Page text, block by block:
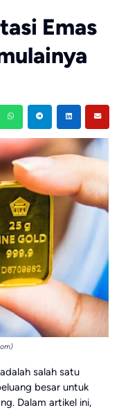
Emas
salah satu
besar untuk
Dalam artikel ini,